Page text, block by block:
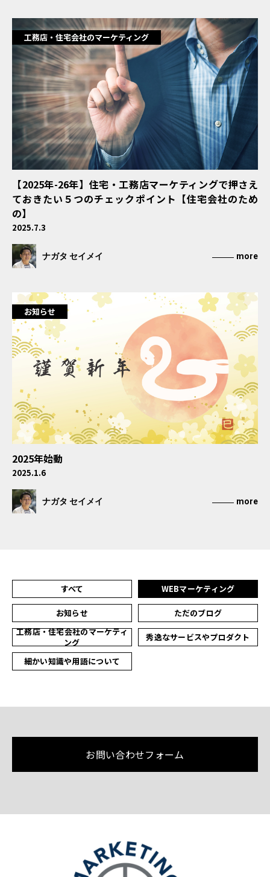
工務店・住宅会社のマーケティング
【2025年-26年】住宅・工務店マーケティングで押さえ
ておきたい５つのチェックポイント【住宅会社のため
の】
2025.7.3
ナガタ セイメイ more
お知らせ
2025年始動
2025.1.6
ナガタ セイメイ more
すべて WEBマーケティング
お知らせ
ただのブログ
工務店・住宅会社のマーケティ
ング
秀逸なサービスやプロダクト
細かい知識や用語について
お問い合わせフォーム